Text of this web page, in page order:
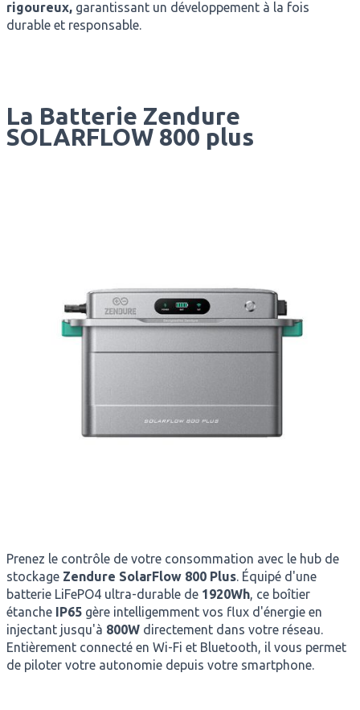
rigoureux, garantissant un développement à la fois
durable et responsable.
La Batterie Zendure
SOLARFLOW 800 plus
Prenez le contrôle de votre consommation avec le hub de
stockage Zendure SolarFlow 800 Plus. Équipé d'une
batterie LiFePO4 ultra-durable de 1920Wh, ce boîtier
étanche IP65gère intelligemment vos flux d'énergie en
injectant jusqu'à 800Wdirectement dans votre réseau.
Entièrement connecté en Wi-Fi et Bluetooth, il vous permet
de piloter votre autonomie depuis votre smartphone.